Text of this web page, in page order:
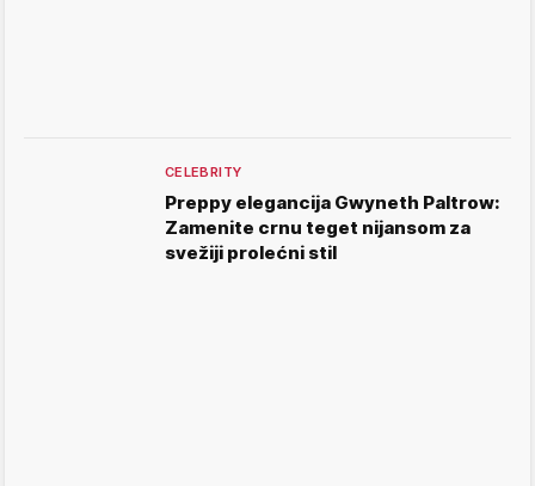
CELEBRITY
Preppy elegancija Gwyneth Paltrow:
Zamenite crnu teget nijansom za
svežiji prolećni stil